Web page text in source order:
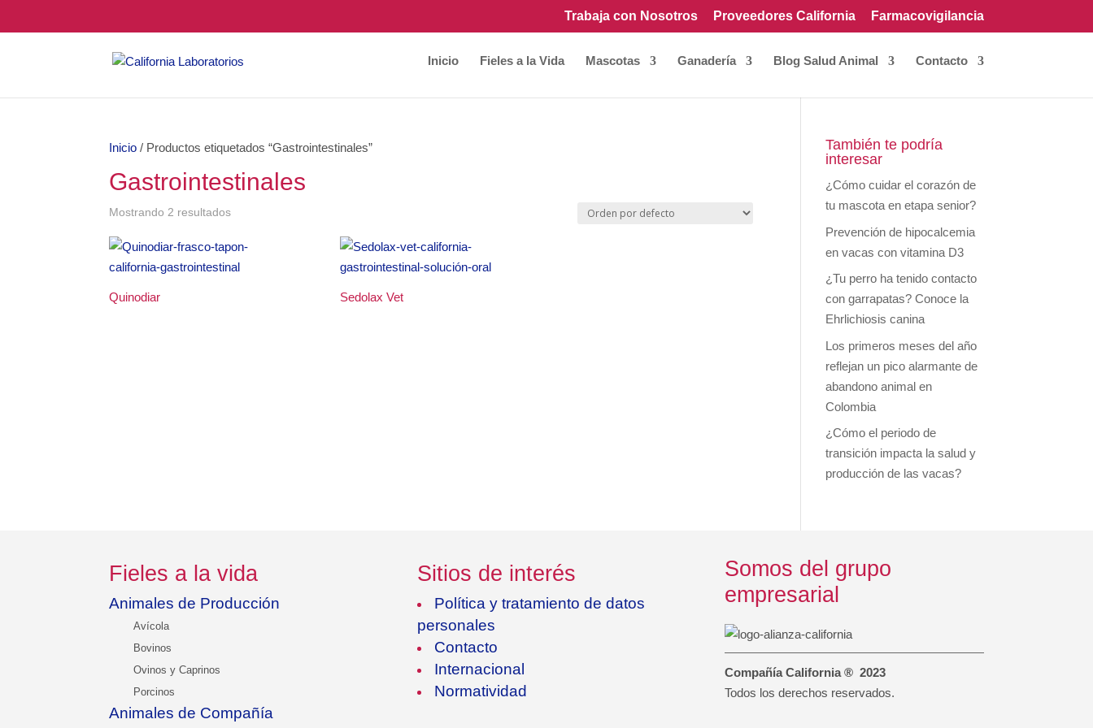
Trabaja con Nosotros Proveedores California Farmacovigilancia
Inicio Fieles a la Vida Mascotas Ganadería Blog Salud Animal Contacto
Inicio / Productos etiquetados “Gastrointestinales”
Gastrointestinales
Mostrando 2 resultados
Quinodiar Sedolax Vet
También te podría
interesar
¿Cómo cuidar el corazón de
tu mascota en etapa senior?
Prevención de hipocalcemia
en vacas con vitamina D3
¿Tu perro ha tenido contacto
con garrapatas? Conoce la
Ehrlichiosis canina
Los primeros meses del año
reflejan un pico alarmante de
abandono animal en
Colombia
¿Cómo el periodo de
transición impacta la salud y
producción de las vacas?
Fieles a la vida
Animales de Producción
Avícola
Bovinos
Ovinos y Caprinos
Porcinos
Animales de Compañía
Sitios de interés
Política y tratamiento de datos
personales
Contacto
Internacional
Normatividad
Somos del grupo
empresarial
Compañía California ® 2023
Todos los derechos reservados.